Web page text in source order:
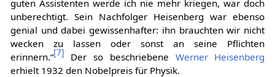
guten Assistenten werde ich nie mehr kriegen, war doch
unberechtigt. Sein Nachfolger Heisenberg war ebenso
genial und dabei gewissenhafter: ihn brauchten wir nicht
wecken zu lassen oder sonst an seine Pflichten
erinnern.“[7] Der so beschriebene Werner Heisenberg
erhielt 1932 den Nobelpreis für Physik.